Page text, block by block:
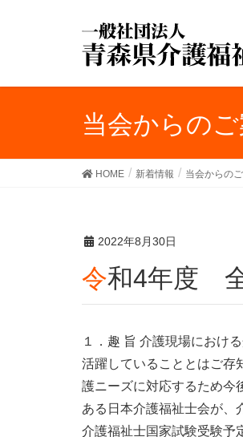
当会からの
HOME 新着情報 当会からの
2022年8月30日
令和4年度
１．趣 旨 介護現場におけ
活躍していることとはご存
護ニーズに対応するため今
ある日本介護福祉士会が、
介護福祉士国家試験受験予